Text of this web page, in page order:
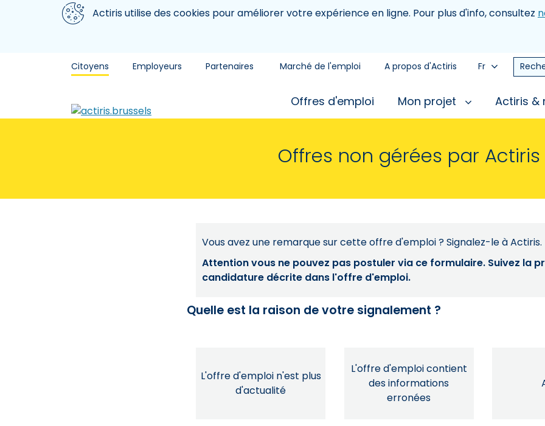
Aller au contenu principal
Nous utilisons des cookiesActiris utilise des cookies pour améliorer votre expérience en ligne. Pour plus d'info, consultez
Citoyens Employeurs Partenaires Marché de l'emploi A propos d'Actiris Fr
Offres d'emploi Mon projet Actiris
Offres non gérées par Actiris
Vous avez une remarque sur cette offre d'emploi ? Signalez-le à Actiris.
Attention vous ne pouvez pas postuler via ce formulaire. Suivez la
candidature décrite dans l'offre d'emploi.
Quelle est la raison de votre signalement ?
L'offre d'emploi n'est plus
d'actualité
L'offre d'emploi contient
des informations
erronées